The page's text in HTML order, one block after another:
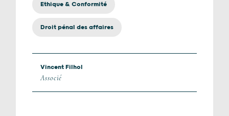
Ethique & Conformité
Droit pénal des affaires
Vincent Filhol
Associé